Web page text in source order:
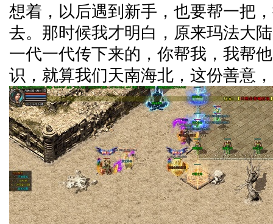
想着，以后遇到新手，也要帮一把
去。那时候我才明白，原来玛法大
一代一代传下来的，你帮我，我帮
识，就算我们天南海北，这份善意